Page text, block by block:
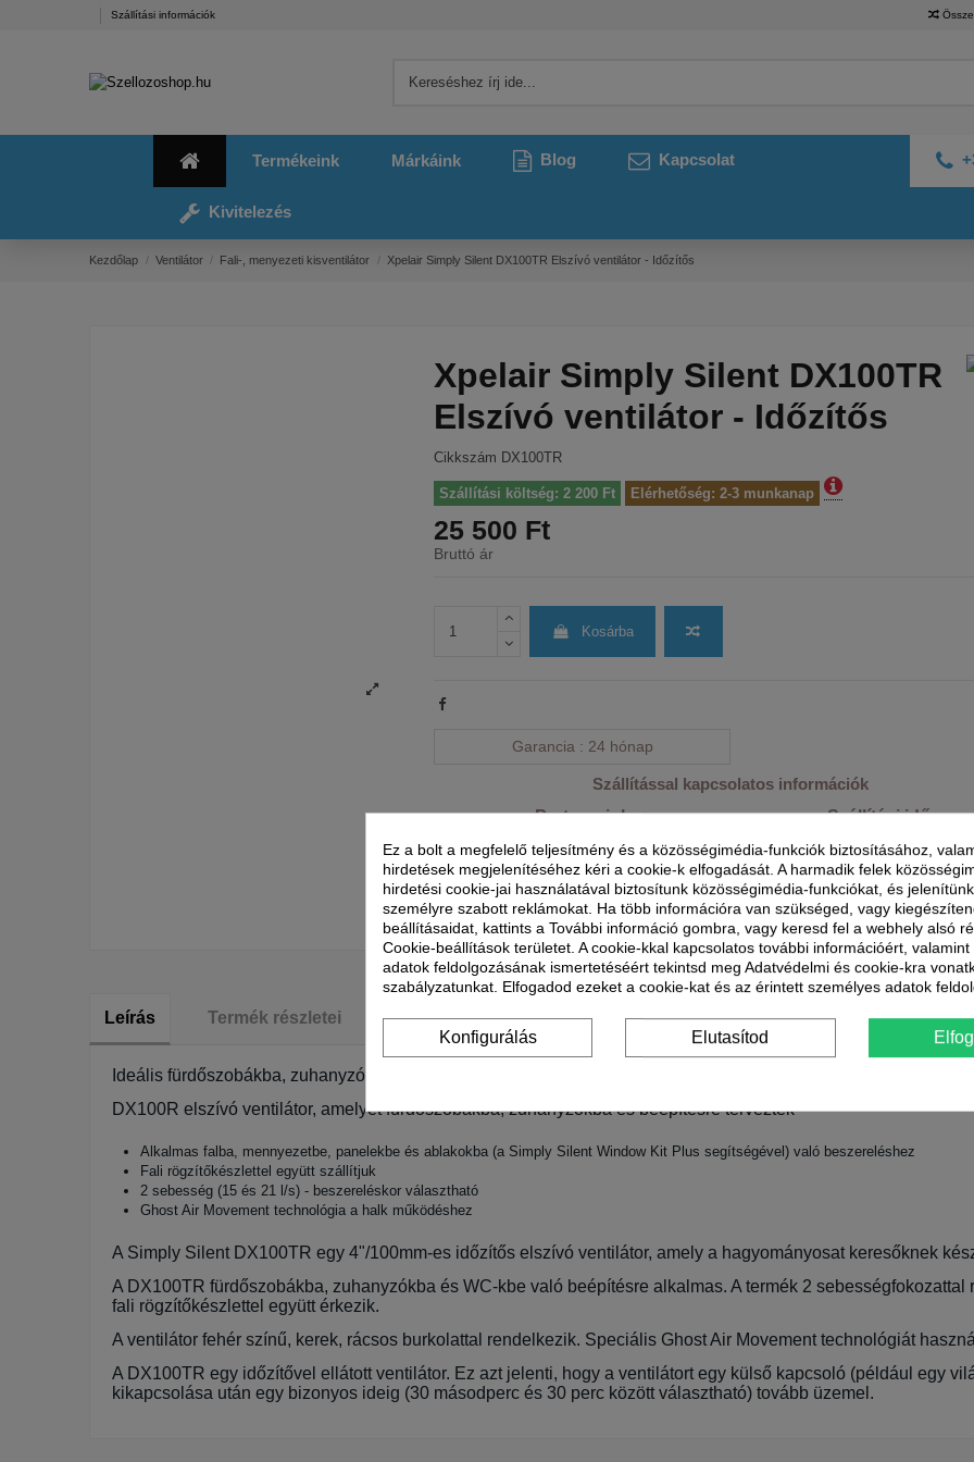
Szállítási információk
Termékeink Márkáink Blog Kapcsolat
Kivitelezés
Kezdőlap Ventilátor Fali-, menyezeti kisventilátor Xpelair Simply Silent DX100TR Elszívó ventilátor - Időzítős
Xpelair Simply Silent DX100TR
Elszívó ventilátor - Időzítős
Cikkszám DX100TR
Szállítási költség: 2 200 Ft Elérhetőség: 2-3 munkanap
25 500 Ft
Bruttó ár
Kosárba
Garancia 24 hónap
Szállítással kapcsolatos információk
Partnereink Szállítási idő
Munkanapokon: reggel 8 és
között
Leírás Termék részletei
Ideális fürdőszobákba, zuhanyzókba, öltözőkbe és WC-kbe, a fejlett Ghost™ Air Movement technológia szinte
DX100R elszívó ventilátor, amelyet fürdőszobákba, zuhanyzókba és beépítésre terveztek
Alkalmas falba, mennyezetbe, panelekbe és ablakokba (a Simply Silent Window Kit Plus segítségével) való beszereléshez
Fali rögzítőkészlettel együtt szállítjuk
2 sebesség (15 és 21 l/s) - beszereléskor választható
Ghost Air Movement technológia a halk működéshez
A Simply Silent DX100TR egy 4"/100mm-es időzítős elszívó ventilátor, amely a hagyományosat keresőknek
A DX100TR fürdőszobákba, zuhanyzókba és WC-kbe való beépítésre alkalmas. A termék 2
fali rögzítőkészlettel együtt érkezik.
A ventilátor fehér színű, kerek, rácsos burkolattal rendelkezik. Speciális Ghost Air Movement technológiát
A DX100TR egy időzítővel ellátott ventilátor. Ez azt jelenti, hogy a ventilátort egy külső kapcsoló (például egy
kikapcsolása után egy bizonyos ideig (30 másodperc és 30 perc között választható) tovább üzemel.
Ez a bolt a megfelelő teljesítmény és a közösségimédia-funkciók biztosításához,
hirdetések megjelenítéséhez kéri a cookie-k elfogadását. A harmadik felek
hirdetési cookie-jai használatával biztosítunk közösségimédia-funkciókat, és
személyre szabott reklámokat. Ha több információra van szükséged, vagy
beállításaidat, kattints a További információ gombra, vagy keresd fel a webhely alsó
Cookie-beállítások területet. A cookie-kkal kapcsolatos további információért,
adatok feldolgozásának ismertetéséért tekintsd meg Adatvédelmi és cookie-kra
szabályzatunkat. Elfogadod ezeket a cookie-kat és az érintett személyes adatok
Konfigurálás Elutasítod